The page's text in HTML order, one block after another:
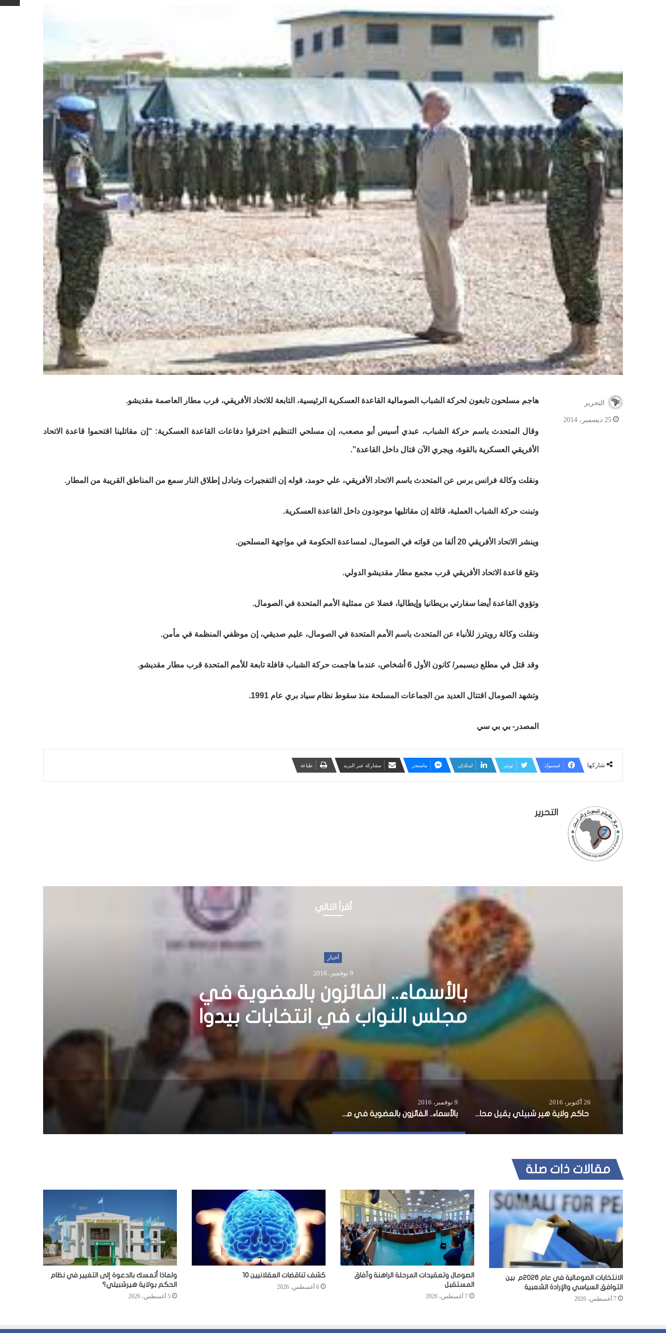
هاجم مسلحون تابعون لحركة الشباب الصومالية القاعدة العسكرية الرئيسية، التابعة للاتحاد الأفريقي، قرب مطار العاصمة مقديشو.
وقال المتحدث باسم حركة الشباب، عبدي أسيس أبو مصعب، إن مسلحي التنظيم اخترقوا دفاعات القاعدة العسكرية: “إن مقاتلينا اقتحموا قاعدة الاتحاد
الأفريقي العسكرية بالقوة، ويجري الآن قتال داخل القاعدة”.
ونقلت وكالة فرانس برس عن المتحدث باسم الاتحاد الأفريقي، علي حومد، قوله إن التفجيرات وتبادل إطلاق النار سمع من المناطق القريبة من المطار.
وتبنت حركة الشباب العملية، قائلة إن مقاتليها موجودون داخل القاعدة العسكرية.
وينشر الاتحاد الأفريقي 20 ألفا من قواته في الصومال، لمساعدة الحكومة في مواجهة المسلحين.
وتقع قاعدة الاتحاد الأفريقي قرب مجمع مطار مقديشو الدولي.
وتؤوي القاعدة أيضا سفارتي بريطانيا وإيطاليا، فضلا عن ممثلية الأمم المتحدة في الصومال.
ونقلت وكالة رويترز للأنباء عن المتحدث باسم الأمم المتحدة في الصومال، عليم صديقي، إن موظفي المنظمة في مأمن.
وقد قتل في مطلع ديسبمر/ كانون الأول 6 أشخاص، عندما هاجمت حركة الشباب قافلة تابعة للأمم المتحدة قرب مطار مقديشو.
وتشهد الصومال اقتتال العديد من الجماعات المسلحة منذ سقوط نظام سياد بري عام 1991.
المصدر- بي بي سي
التحرير
25 ديسمبر، 2014
شاركها فيسبوك تويتر لينكدإن ماسنجر مشاركة عبر البريد طباعة
التحرير
أقرأ التالي
أخبار
26 أكتوبر، 2016
حاكم ولاية هير شبيلي يقيل محافظ
هيران ويتعهد بالتصدي لحركة الشباب
26 أكتوبر، 2016
حاكم ولاية هير شبيلي يقيل محافظ هيران ويتعهد بالتصدي لحركة الشباب
9 نوفمبر، 2016
بالأسماء.. الفائزون بالعضوية في مجلس النواب في انتخابات بيدوا
مقالات ذات صلة
الانتخابات الصومالية في عام 2026م بين
التوافق السياسي والإرادة الشعبية
7 أغسطس، 2026
الصومال وتعقيدات المرحلة الراهنة وآفاق
المستقبل
7 أغسطس، 2026
كشف تناقضات العقلانيين 10
6 أغسطس، 2026
ولماذا أتمسك بالدعوة إلى التغيير في نظام
الحكم بولاية هيرشبيلي؟
5 أغسطس، 2026